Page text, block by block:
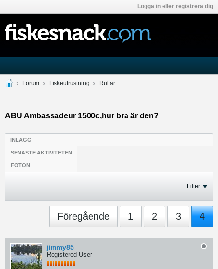
Logga in eller registrera dig
Forum Fiskeutrustning Rullar
ABU Ambassadeur 1500c,hur bra är den?
INLÄGG
SENASTE AKTIVITETEN
FOTON
Filter
Föregående 1 2 3 4
jimmy85
Registered User